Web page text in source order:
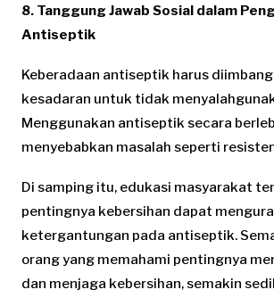
8. Tanggung Jawab Sosial dalam
Antiseptik
Keberadaan antiseptik harus
kesadaran untuk tidak
Menggunakan antiseptik secara
menyebabkan masalah seperti
Di samping itu, edukasi masyarakat
pentingnya kebersihan dapat
ketergantungan pada antiseptik.
orang yang memahami pentingnya
dan menjaga kebersihan, semakin